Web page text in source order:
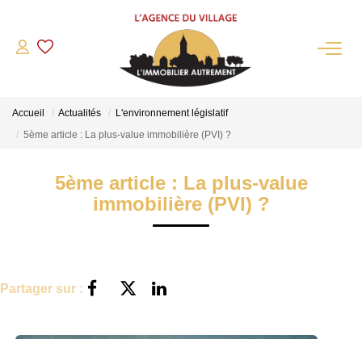
QUI SOMMES-NOUS?
L'agence
Nous Rejoindre
Nos Partenaires
NOS ACTUALITÉS
ACHETER
Accueil Actualités
L'environnement législatif
5ème article : La plus-value immobilière (PVI) ?
5ème article : La plus-value
immobilière (PVI) ?
Partager sur :